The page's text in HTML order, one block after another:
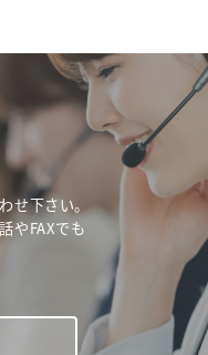
せ下さい。
やFAXでも